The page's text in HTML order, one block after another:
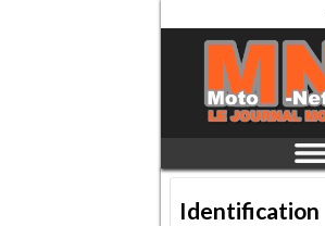
Identification